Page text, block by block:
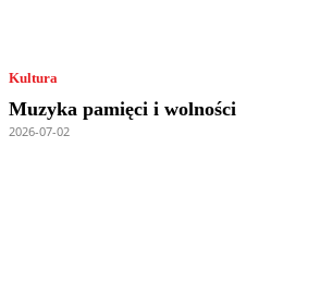
Kultura
Muzyka pamięci i wolności
2026-07-02